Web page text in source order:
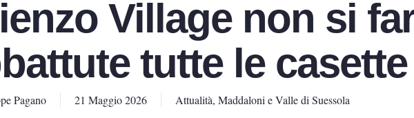
Village non si
tutte le casette
Pagano 21 Maggio 2026 Attualità, Maddaloni e Valle di Suessola